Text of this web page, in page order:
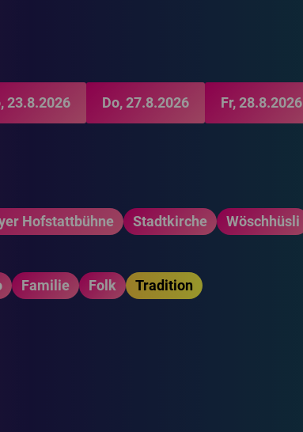
23.8.2026 Do, 27.8.2026 Fr, 28.8.2026
Hofstattbühne Stadtkirche Wöschhüsli
Familie Folk Tradition